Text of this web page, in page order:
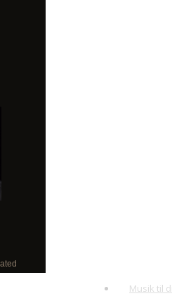
Musik til